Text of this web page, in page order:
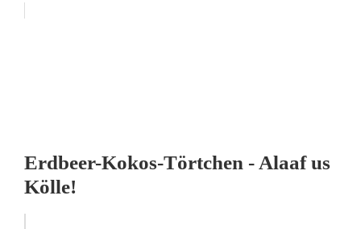
Erdbeer-Kokos-Törtchen - Alaaf us
Kölle!